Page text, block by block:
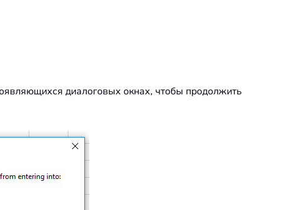
диалоговых окнах, чтобы продолжить